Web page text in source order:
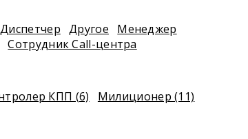
Диспетчер Другое
Менеджер
Сотрудник Call-центра
КПП (6)
Милиционер (11)